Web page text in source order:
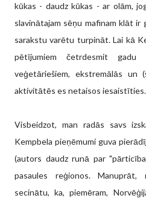
kūkas - daudz kūkas - ar olām,
slavinātajam sēņu mafinam klāt ir
sarakstu varētu turpināt. Lai kā
pētījumiem četrdesmit
veģetāriešiem, ekstremālās un
aktivitātēs es netaisos iesaistīties.
Visbeidzot, man radās savs
Kempbela pieņēmumi guva
(autors daudz runā par
pasaules reģionos.
secinātu, ka, piemēram,